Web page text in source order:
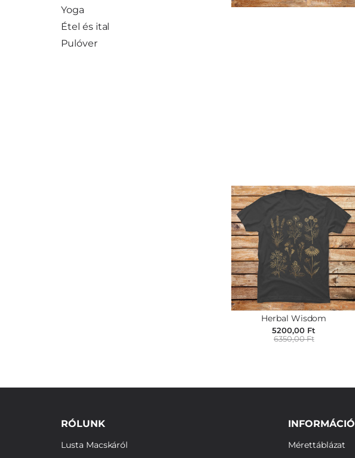
Yoga
Étel és ital
Pulóver
Herbal Wisdom
5200,00 Ft
6350,00 Ft
RÓLUNK
Lusta Macskáról
INFORMÁCIÓ
Mérettáblázat